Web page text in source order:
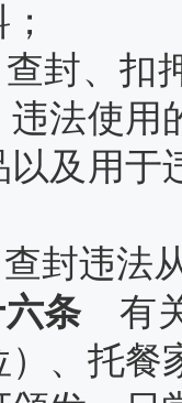
查封、
违法使用
以及用于
查封违法
条有关
）、托餐